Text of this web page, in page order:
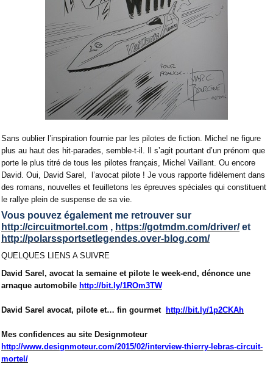
Sans oublier l’inspiration fournie par les pilotes de fiction. Michel ne figure
plus au haut des hit-parades, semble-t-il. Il s’agit pourtant d’un prénom que
porte le plus titré de tous les pilotes français, Michel Vaillant. Ou encore
David. Oui, David Sarel,
l’avocat pilote ! Je vous rapporte fidèlement dans
des romans, nouvelles et feuilletons les épreuves spéciales qui constituent
le rallye plein de suspense de sa vie.
Vous pouvez également me retrouver sur
http://circuitmortel.com , https://gotmdm.com/driver/et
http://polarssportsetlegendes.over-blog.com/
QUELQUES LIENS A SUIVRE
David Sarel, avocat la semaine et pilote le week-end, dénonce une
arnaque automobile http://bit.ly/1ROm3TW
David Sarel avocat, pilote et… fin gourmet http://bit.ly/1p2CKAh
Mes confidences au site Designmoteur
http://www.designmoteur.com/2015/02/interview-thierry-lebras-circuit-
mortel/